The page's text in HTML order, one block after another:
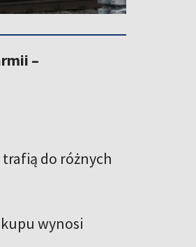
–
trafią do różnych
wynosi